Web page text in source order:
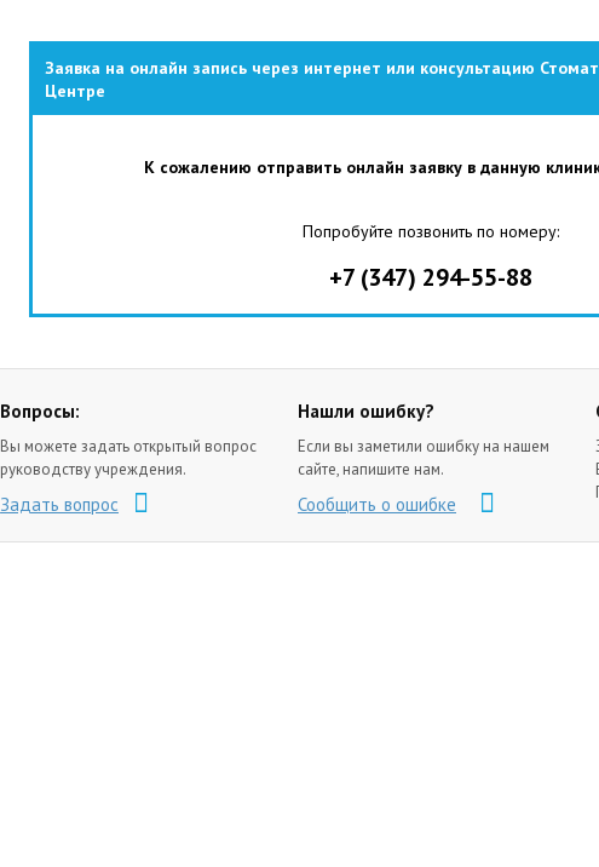
Заявка на онлайн запись через интернет или консультацию
Центре
К сожалению отправить онлайн заявку в данную
Попробуйте позвонить по номеру:
+7 (347) 294-55-88
Вопросы:
Вы можете задать открытый вопрос
руководству учреждения.
Задать вопрос
Нашли ошибку?
Если вы заметили ошибку на нашем
сайте, напишите нам.
Сообщить о ошибке